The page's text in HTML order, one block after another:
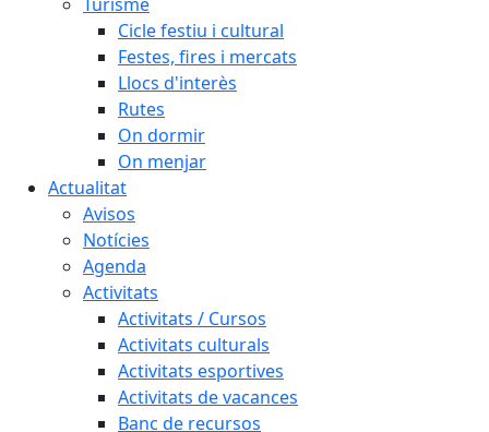
Cicle festiu i cultural
Festes, fires i mercats
Llocs d'interès
Rutes
On dormir
On menjar
Actualitat
Avisos
Notícies
Agenda
Activitats
Activitats / Cursos
Activitats culturals
Activitats esportives
Activitats de vacances
Banc de recursos